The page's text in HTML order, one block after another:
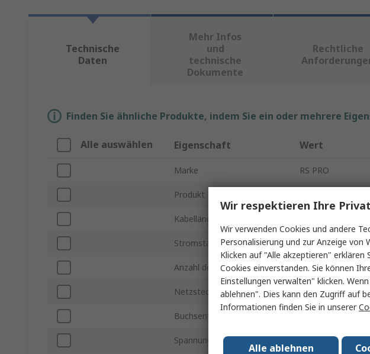
Technische
Daten
Mehr Infos
und
technische
Dokumente
Rechtliche
Finden Sie ähnliche Produkte, indem Sie ein oder mehrere
Alle auswählen Eigenschaft Wert
Marke RS PRO
Produkt Typ
Kabellänge
Stromstärke 13A
Anzahl der Buchsen 4
Netzstecker Typ Typ G
Buchsentyp
Spannung
Wir respektieren Ihre
Wir verwenden Cookies und andere
Personalisierung und zur Anzeige
Klicken auf "Alle akzeptieren"
Cookies einverstanden. Sie können
Einstellungen verwalten" klicken.
ablehnen". Dies kann den Zugriff auf
Informationen finden Sie in unserer
Alle ablehnen